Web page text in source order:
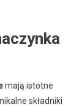
mają istotne
składniki